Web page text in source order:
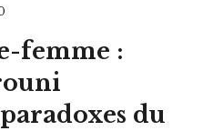
femme :
du